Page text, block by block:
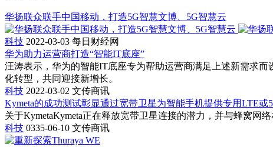
华扬联众联手中国移动，打造5G智慧文博、5G智慧云
科技 2022-03-03 每日财经网
华为助力运营商打造“智能IT底座”
汪涛表示，华为的智能IT底座专为帮助运营商满足上述新需求
化转型，共同迎接新增长。
科技 2022-03-02 文传商讯
Kymeta的成功测试彰显通过宽带卫星为智能手机提供专用LTE或
关于KymetaKymeta正在释放宽带卫星连接的潜力，并与蜂窝网
科技 0335-06-10 文传商讯